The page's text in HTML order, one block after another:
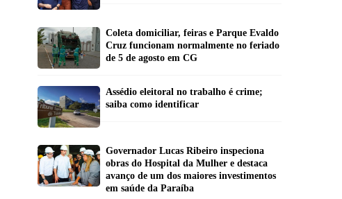
Coleta domiciliar, feiras e Parque Evaldo
Cruz funcionam normalmente no feriado
de 5 de agosto em CG
Assédio eleitoral no trabalho é crime;
saiba como identificar
Governador Lucas Ribeiro inspeciona
obras do Hospital da Mulher e destaca
avanço de um dos maiores investimentos
em saúde da Paraíba